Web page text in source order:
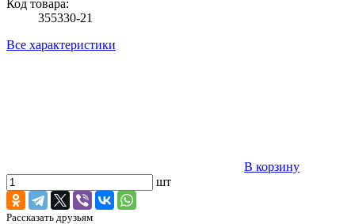
Код товара:
355330-21
Все характеристики
В корзину
шт
Рассказать друзьям